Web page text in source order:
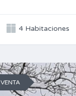
4 Habitaciones
VENTA